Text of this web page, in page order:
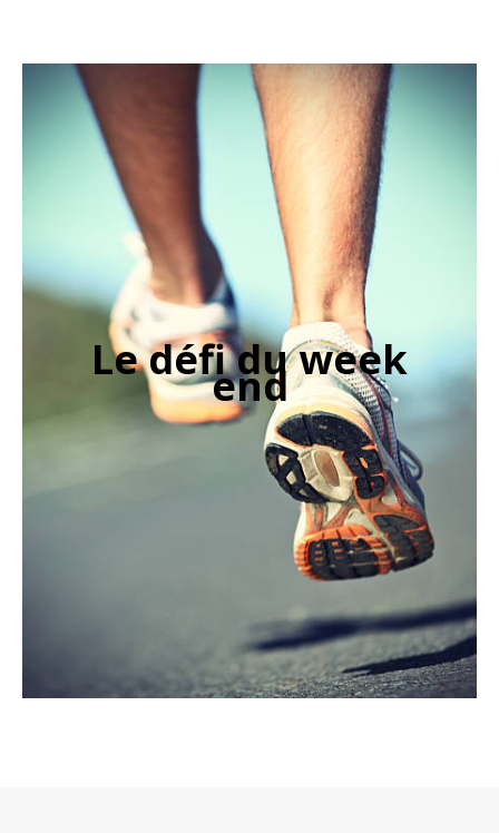
Le défi du week
end